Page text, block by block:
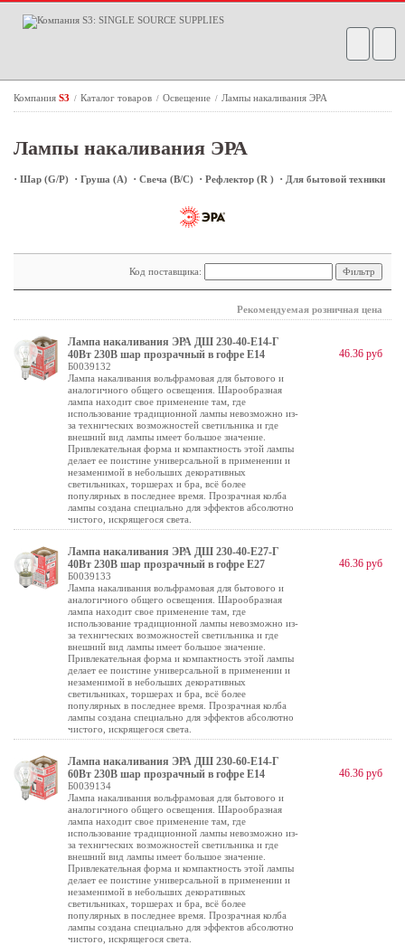
Компания S3 / Каталог товаров / Освещение / Лампы накаливания ЭРА
Лампы накаливания ЭРА
· Шар (G/P) · Груша (A) · Свеча (B/C) · Рефлектор (R ) · Для бытовой техники
Код поставщика:
Рекомендуемая розничная цена
Лампа накаливания ЭРА ДШ 230-40-E14-Г
40Вт 230В шар прозрачный в гофре E14
Б0039132
Лампа накаливания вольфрамовая для бытового и
аналогичного общего освещения. Шарообразная
лампа находит свое применение там, где
использование традиционной лампы невозможно из-
за технических возможностей светильника и где
внешний вид лампы имеет большое значение.
Привлекательная форма и компактность этой лампы
делает ее поистине универсальной в применении и
незаменимой в небольших декоративных
светильниках, торшерах и бра, всё более
популярных в последнее время. Прозрачная колба
лампы создана специально для эффектов абсолютно
чистого, искрящегося света.
46.36 руб
Лампа накаливания ЭРА ДШ 230-40-E27-Г
40Вт 230В шар прозрачный в гофре E27
Б0039133
Лампа накаливания вольфрамовая для бытового и
аналогичного общего освещения. Шарообразная
лампа находит свое применение там, где
использование традиционной лампы невозможно из-
за технических возможностей светильника и где
внешний вид лампы имеет большое значение.
Привлекательная форма и компактность этой лампы
делает ее поистине универсальной в применении и
незаменимой в небольших декоративных
светильниках, торшерах и бра, всё более
популярных в последнее время. Прозрачная колба
лампы создана специально для эффектов абсолютно
чистого, искрящегося света.
46.36 руб
Лампа накаливания ЭРА ДШ 230-60-E14-Г
60Вт 230В шар прозрачный в гофре E14
Б0039134
Лампа накаливания вольфрамовая для бытового и
аналогичного общего освещения. Шарообразная
лампа находит свое применение там, где
использование традиционной лампы невозможно из-
за технических возможностей светильника и где
внешний вид лампы имеет большое значение.
Привлекательная форма и компактность этой лампы
делает ее поистине универсальной в применении и
незаменимой в небольших декоративных
светильниках, торшерах и бра, всё более
популярных в последнее время. Прозрачная колба
лампы создана специально для эффектов абсолютно
чистого, искрящегося света.
46.36 руб